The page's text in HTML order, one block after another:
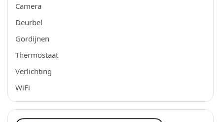
Camera
Deurbel
Gordijnen
Thermostaat
Verlichting
WiFi